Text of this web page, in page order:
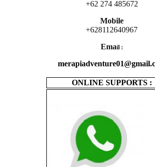
+62 274 485672
Mobile
+628112640967
Email :
ONLINE SUPPORTS :